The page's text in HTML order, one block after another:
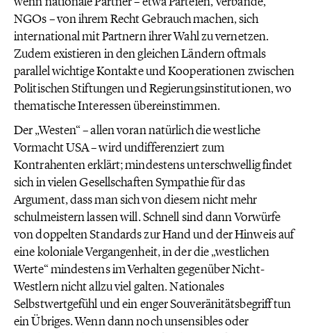
NGOs – von ihrem Recht Gebrauch machen, sich
international mit Partnern ihrer Wahl zu vernetzen.
Zudem existieren in den gleichen Ländern oftmals
parallel wichtige Kontakte und Kooperationen zwischen
Politischen Stiftungen und Regierungsinstitutionen, wo
thematische Interessen übereinstimmen.
Der „Westen“ – allen voran natürlich die westliche
Vormacht USA – wird undifferenziert zum
Kontrahenten erklärt; mindestens unterschwellig findet
sich in vielen Gesellschaften Sympathie für das
Argument, dass man sich von diesem nicht mehr
schulmeistern lassen will. Schnell sind dann Vorwürfe
von doppelten Standards zur Hand und der Hinweis auf
eine koloniale Vergangenheit, in der die „westlichen
Werte“ mindestens im Verhalten gegenüber Nicht-
Westlern nicht allzu viel galten. Nationales
Selbstwertgefühl und ein enger Souveränitätsbegriff tun
ein Übriges. Wenn dann noch unsensibles oder